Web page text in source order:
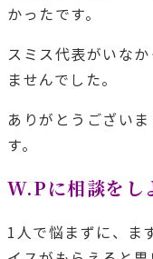
かったです。
スミス代表がいな
ませんでした。
ありがとうござい
す。
W.Pに相談をし
1人で悩まずに、ま